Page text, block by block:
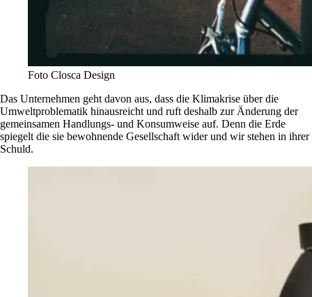
Foto Closca Design
Das Unternehmen geht davon aus, dass die Klimakrise über die
Umweltproblematik hinausreicht und ruft deshalb zur Änderung der
gemeinsamen Handlungs- und Konsumweise auf. Denn die Erde
spiegelt die sie bewohnende Gesellschaft wider und wir stehen in ihrer
Schuld.